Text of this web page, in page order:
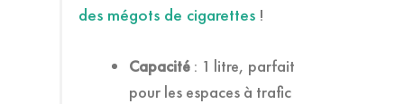
des mégots de cigarettes !
Capacité: 1 litre, parfait
pour les espaces à trafic